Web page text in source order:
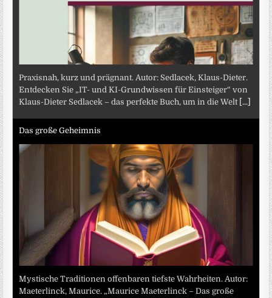
Praxisnah, kurz und prägnant. Autor: Sedlacek, Klaus-Dieter.
Entdecken Sie „IT- und KI-Grundwissen für Einsteiger“ von
Klaus-Dieter Sedlacek – das perfekte Buch, um in die Welt [...]
Das große Geheimnis
Mystische Traditionen offenbaren tiefste Wahrheiten. Autor:
Maeterlinck, Maurice. „Maurice Maeterlinck – Das große